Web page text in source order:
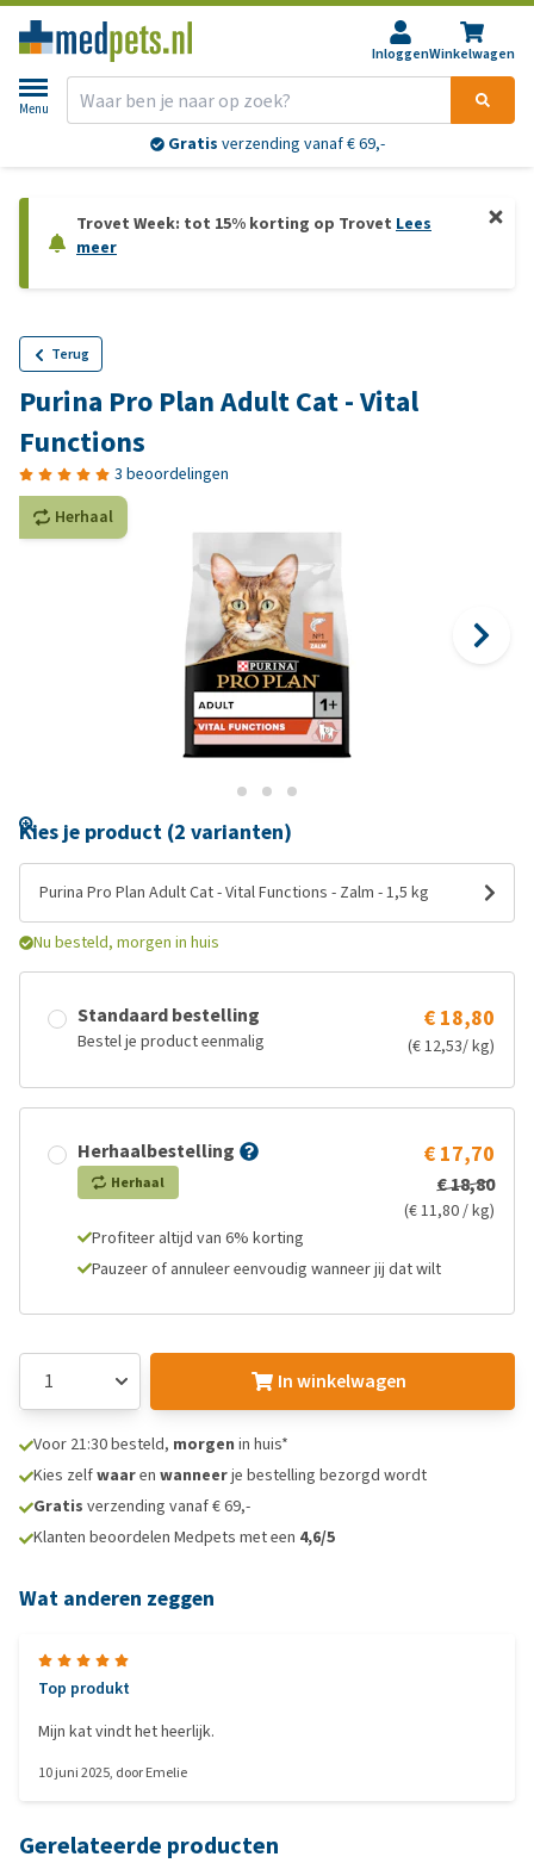
InloggenWinkelwagen
Menu
Gratis verzending vanaf € 69,-
Trovet Week: tot 15% korting op Trovet Lees
meer
Terug
Purina Pro Plan Adult Cat - Vital
Functions
3 beoordelingen
Herhaal
Kies je product (2 varianten)
Purina Pro Plan Adult Cat - Vital Functions - Zalm - 1,5 kg
Nu besteld, morgen in huis
Standaard bestelling
Bestel je product eenmalig
€ 18,80
(€ 12,53/ kg)
Herhaalbestelling
Herhaal
€ 17,70
€ 18,80
(€ 11,80 / kg)
Profiteer altijd van 6% korting
Pauzeer of annuleer eenvoudig wanneer jij dat wilt
In winkelwagen
Voor 21:30 besteld, morgen in huis*
Kies zelfwaaren wanneerje bestelling bezorgd wordt
Gratis verzending vanaf € 69,-
Klanten beoordelen Medpets met een 4,6/5
Wat anderen zeggen
Top produkt
Mijn kat vindt het heerlijk.
10 juni 2025, doorEmelie
Gerelateerde producten